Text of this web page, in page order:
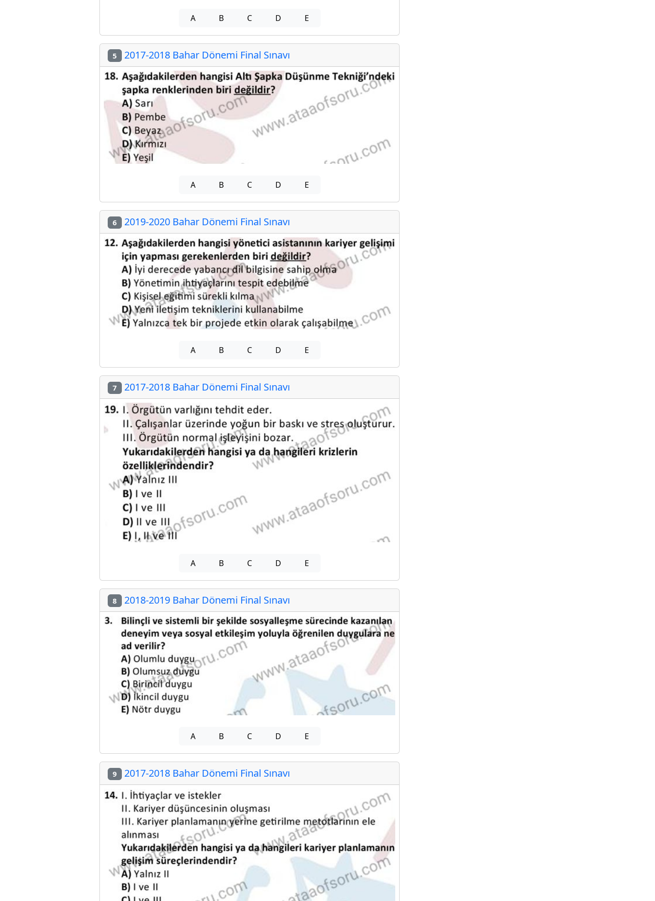
A B C D E
5 2017-2018 Bahar Dönemi Final Sınavı
A B C D E
6 2019-2020 Bahar Dönemi Final Sınavı
A B C D E
7 2017-2018 Bahar Dönemi Final Sınavı
A B C D E
8 2018-2019 Bahar Dönemi Final Sınavı
A B C D E
9 2017-2018 Bahar Dönemi Final Sınavı